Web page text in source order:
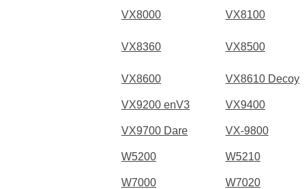
VX8000 VX8100
VX8360 VX8500
VX8600 VX8610 Decoy
VX9200 enV3 VX9400
VX9700 Dare VX-9800
W5200 W5210
W7000 W7020